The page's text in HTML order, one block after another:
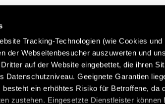
Tracking-Technologien (wie Cookies
der Webseitenbesucher auszuwerten und
auf der Website eingebettet, die ihren
Datenschutzniveau. Geeignete Garantien
ein erhöhtes Risiko für Betroffene, da
zustehen. Eingesetzte Dienstleister können
Erfahren Sie mehr über Hymer
& Zubehör:
de/de/modelle/original-teile-
https://